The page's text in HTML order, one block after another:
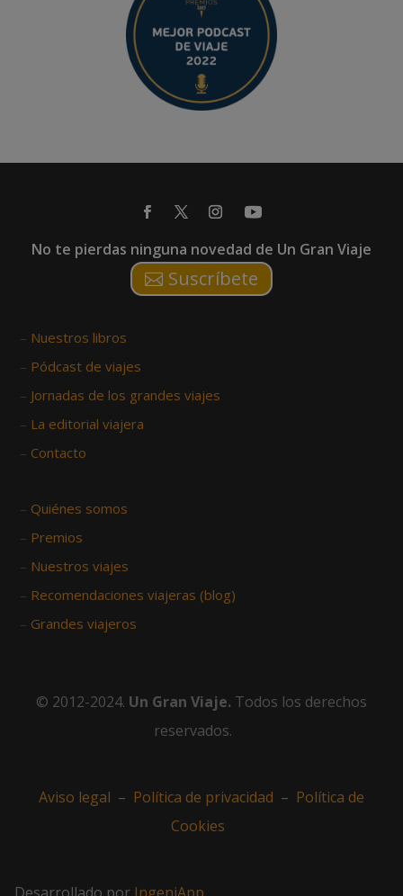
No te pierdas ninguna novedad de Un Gran Viaje
Suscríbete
– Nuestros libros
– Pódcast de viajes
– Jornadas de los grandes viajes
– La editorial viajera
– Contacto
– Quiénes somos
– Premios
– Nuestros viajes
– Recomendaciones viajeras (blog)
– Grandes viajeros
© 2012-2024. Un Gran Viaje. Todos los derechos
reservados.
Aviso legal – Política de privacidad – Política de
Cookies